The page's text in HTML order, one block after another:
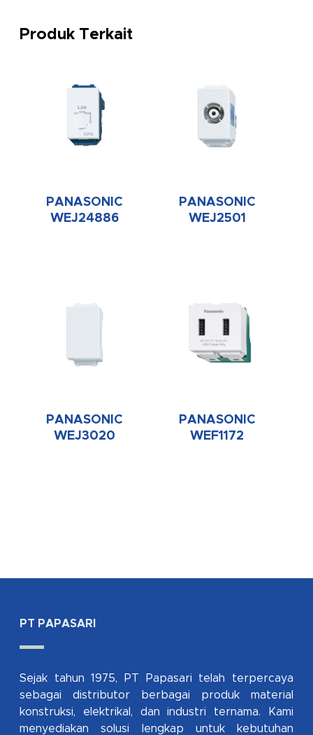
Produk Terkait
PANASONIC
WEJ24886
PANASONIC
WEJ2501
PANASONIC
WEJ3020
PANASONIC
WEF1172
PT PAPASARI
Sejak tahun 1975, PT Papasari telah terpercaya
sebagai distributor berbagai produk material
konstruksi, elektrikal, dan industri ternama. Kami
menyediakan solusi lengkap untuk kebutuhan